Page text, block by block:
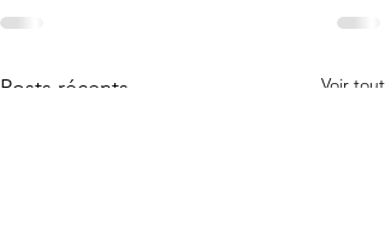
Posts récents Voir tout